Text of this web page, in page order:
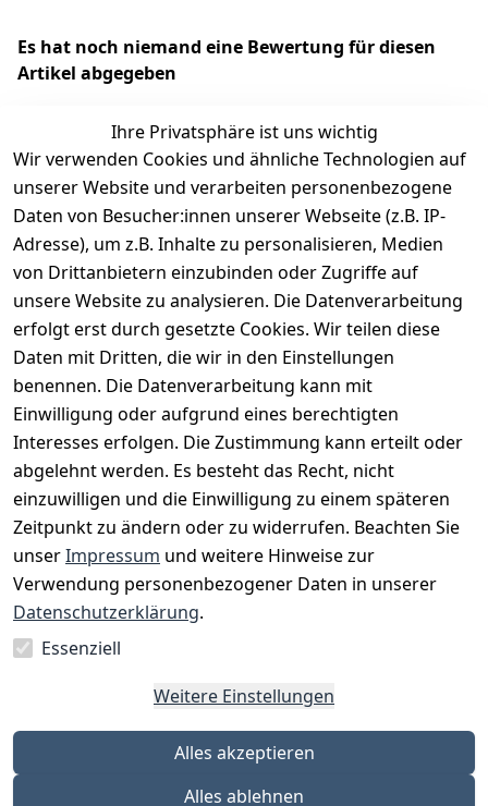
Es hat noch niemand eine Bewertung für diesen
Artikel abgegeben
EU-Verantwortliche Person - klicken Sie für Details
Ihre Privatsphäre ist uns wichtig
Wir verwenden Cookies und ähnliche Technologien auf
unserer Website und verarbeiten personenbezogene
Daten von Besucher:innen unserer Webseite (z.B. IP-
Adresse), um z.B. Inhalte zu personalisieren, Medien
von Drittanbietern einzubinden oder Zugriffe auf
unsere Website zu analysieren. Die Datenverarbeitung
erfolgt erst durch gesetzte Cookies. Wir teilen diese
Daten mit Dritten, die wir in den Einstellungen
benennen. Die Datenverarbeitung kann mit
Einwilligung oder aufgrund eines berechtigten
Interesses erfolgen. Die Zustimmung kann erteilt oder
abgelehnt werden. Es besteht das Recht, nicht
einzuwilligen und die Einwilligung zu einem späteren
Zeitpunkt zu ändern oder zu widerrufen. Beachten Sie
unserImpressum und weitere Hinweise zur
Verwendung personenbezogener Daten in unserer
Datenschutzerklärung.
Essenziell
Weitere Einstellungen
Alles akzeptieren
Alles ablehnen
Rechtliches
AGB
Impressum
Datenschutze
rklärung
Barrierefreihe
Services
Kontakt
Registrieren
Katalog
Zahlungsm
öglichkeite
n
Vorkasse
PayPal
Versanddie
nstleister
Post